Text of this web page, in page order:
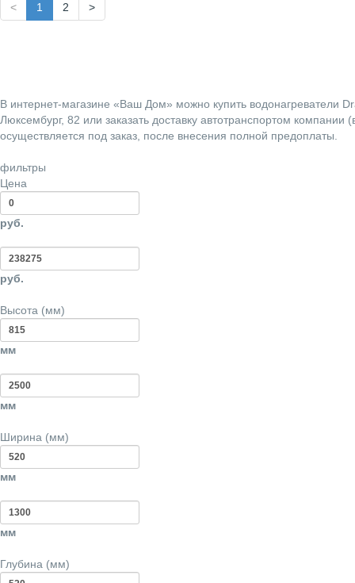
< 1 2 >
В интернет-магазине «Ваш Дом» можно купить водонагреватели
Люксембург, 82 или заказать доставку автотранспортом
осуществляется под заказ, после внесения полной предоплаты.
фильтры
Цена
руб.
руб.
Высота (мм)
мм
мм
Ширина (мм)
мм
мм
Глубина (мм)